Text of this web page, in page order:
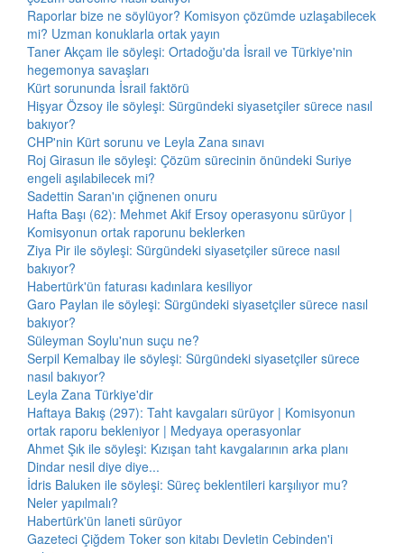
Raporlar bize ne söylüyor? Komisyon çözümde uzlaşabilecek
mi? Uzman konuklarla ortak yayın
Taner Akçam ile söyleşi: Ortadoğu'da İsrail ve Türkiye'nin
hegemonya savaşları
Kürt sorununda İsrail faktörü
Hişyar Özsoy ile söyleşi: Sürgündeki siyasetçiler sürece nasıl
bakıyor?
CHP'nin Kürt sorunu ve Leyla Zana sınavı
Roj Girasun ile söyleşi: Çözüm sürecinin önündeki Suriye
engeli aşılabilecek mi?
Sadettin Saran'ın çiğnenen onuru
Hafta Başı (62): Mehmet Akif Ersoy operasyonu sürüyor |
Komisyonun ortak raporunu beklerken
Ziya Pir ile söyleşi: Sürgündeki siyasetçiler sürece nasıl
bakıyor?
Habertürk'ün faturası kadınlara kesiliyor
Garo Paylan ile söyleşi: Sürgündeki siyasetçiler sürece nasıl
bakıyor?
Süleyman Soylu'nun suçu ne?
Serpil Kemalbay ile söyleşi: Sürgündeki siyasetçiler sürece
nasıl bakıyor?
Leyla Zana Türkiye'dir
Haftaya Bakış (297): Taht kavgaları sürüyor | Komisyonun
ortak raporu bekleniyor | Medyaya operasyonlar
Ahmet Şık ile söyleşi: Kızışan taht kavgalarının arka planı
Dindar nesil diye diye...
İdris Baluken ile söyleşi: Süreç beklentileri karşılıyor mu?
Neler yapılmalı?
Habertürk'ün laneti sürüyor
Gazeteci Çiğdem Toker son kitabı Devletin Cebinden'i